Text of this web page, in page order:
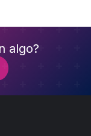
algo?